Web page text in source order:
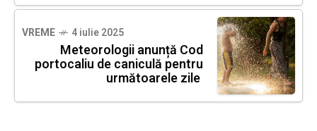
VREME 4 iulie 2025
Meteorologii anunță Cod
portocaliu de caniculă pentru
următoarele zile